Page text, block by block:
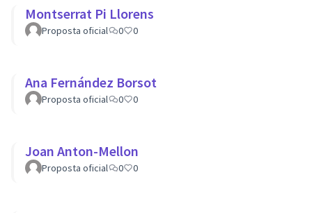
Montserrat Pi Llorens
Proposta oficial 0 0
Ana Fernández Borsot
Proposta oficial 0 0
Joan Anton-Mellon
Proposta oficial 0 0